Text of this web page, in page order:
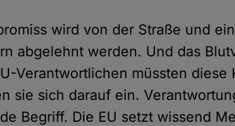
wird von der Straße und
abgelehnt werden. Und das
Verantwortlichen müssten diese
sie sich darauf ein.
Begriff. Die EU setzt wissend